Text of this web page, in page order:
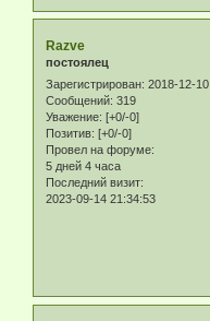
Razve
постоялец
Зарегистрирован: 2018-12-10
Сообщений: 319
Уважение: [+0/-0]
Позитив: [+0/-0]
Провел на форуме:
5 дней 4 часа
Последний визит:
2023-09-14 21:34:53